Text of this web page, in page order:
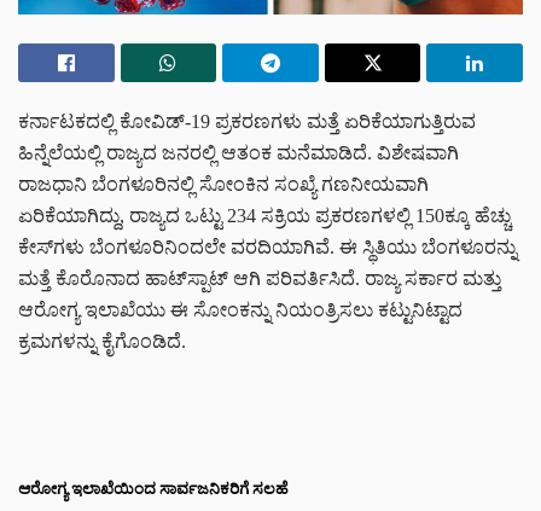
ಕರ್ನಾಟಕದಲ್ಲಿ ಕೋವಿಡ್-19 ಪ್ರಕರಣಗಳು ಮತ್ತೆ ಏರಿಕೆಯಾಗುತ್ತಿರುವ
ಹಿನ್ನೆಲೆಯಲ್ಲಿ ರಾಜ್ಯದ ಜನರಲ್ಲಿ ಆತಂಕ ಮನೆಮಾಡಿದೆ. ವಿಶೇಷವಾಗಿ
ರಾಜಧಾನಿ ಬೆಂಗಳೂರಿನಲ್ಲಿ ಸೋಂಕಿನ ಸಂಖ್ಯೆ ಗಣನೀಯವಾಗಿ
ಏರಿಕೆಯಾಗಿದ್ದು, ರಾಜ್ಯದ ಒಟ್ಟು 234 ಸಕ್ರಿಯ ಪ್ರಕರಣಗಳಲ್ಲಿ 150ಕ್ಕೂ ಹೆಚ್ಚು
ಕೇಸ್‌ಗಳು ಬೆಂಗಳೂರಿನಿಂದಲೇ ವರದಿಯಾಗಿವೆ. ಈ ಸ್ಥಿತಿಯು ಬೆಂಗಳೂರನ್ನು
ಮತ್ತೆ ಕೊರೊನಾದ ಹಾಟ್‌ಸ್ಪಾಟ್ ಆಗಿ ಪರಿವರ್ತಿಸಿದೆ. ರಾಜ್ಯ ಸರ್ಕಾರ ಮತ್ತು
ಆರೋಗ್ಯ ಇಲಾಖೆಯು ಈ ಸೋಂಕನ್ನು ನಿಯಂತ್ರಿಸಲು ಕಟ್ಟುನಿಟ್ಟಾದ
ಕ್ರಮಗಳನ್ನು ಕೈಗೊಂಡಿದೆ.
ಆರೋಗ್ಯ ಇಲಾಖೆಯಿಂದ ಸಾರ್ವಜನಿಕರಿಗೆ ಸಲಹೆ